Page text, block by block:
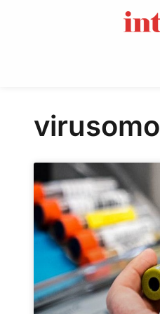
virusomo